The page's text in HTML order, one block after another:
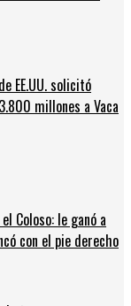
EE.UU. solicitó
millones a Vaca
Coloso: le ganó a
con el pie derecho